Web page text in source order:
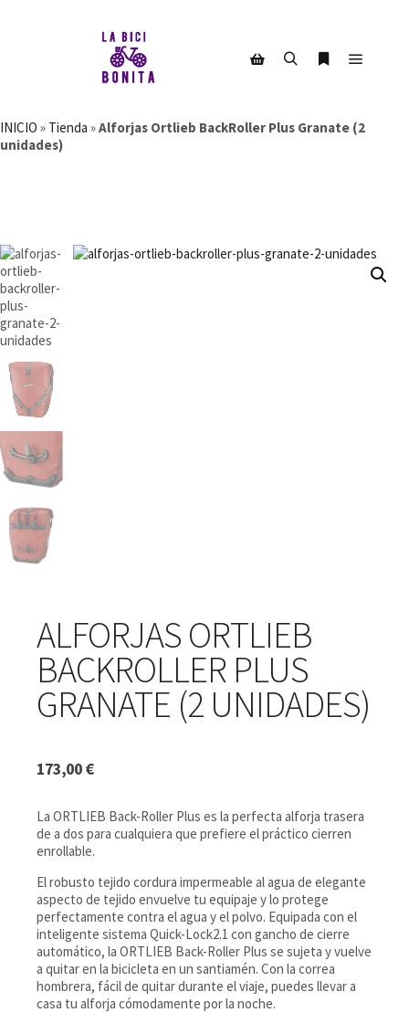
INICIO » Tienda »Alforjas Ortlieb BackRoller Plus Granate (2
unidades)
ALFORJAS ORTLIEB
BACKROLLER PLUS
GRANATE (2 UNIDADES)
173,00€
La ORTLIEB Back-Roller Plus es la perfecta alforja trasera
de a dos para cualquiera que prefiere el práctico cierren
enrollable.
El robusto tejido cordura impermeable al agua de elegante
aspecto de tejido envuelve tu equipaje y lo protege
perfectamente contra el agua y el polvo. Equipada con el
inteligente sistema Quick-Lock2.1 con gancho de cierre
automático, la ORTLIEB Back-Roller Plus se sujeta y vuelve
a quitar en la bicicleta en un santiamén. Con la correa
hombrera, fácil de quitar durante el viaje, puedes llevar a
casa tu alforja cómodamente por la noche.